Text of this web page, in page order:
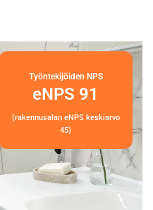
Työntekijöiden NPS
eNPS 91
(rakennusalan eNPS keskiarvo
45)